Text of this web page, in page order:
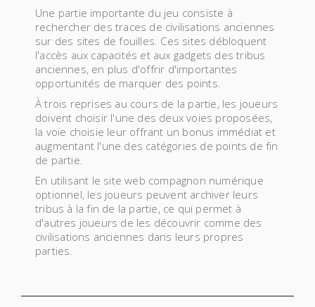
Une partie importante du jeu consiste à
rechercher des traces de civilisations anciennes
sur des sites de fouilles. Ces sites débloquent
l'accès aux capacités et aux gadgets des tribus
anciennes, en plus d'offrir d'importantes
opportunités de marquer des points.
À trois reprises au cours de la partie, les joueurs
doivent choisir l'une des deux voies proposées,
la voie choisie leur offrant un bonus immédiat et
augmentant l'une des catégories de points de fin
de partie.
En utilisant le site web compagnon numérique
optionnel, les joueurs peuvent archiver leurs
tribus à la fin de la partie, ce qui permet à
d'autres joueurs de les découvrir comme des
civilisations anciennes dans leurs propres
parties.